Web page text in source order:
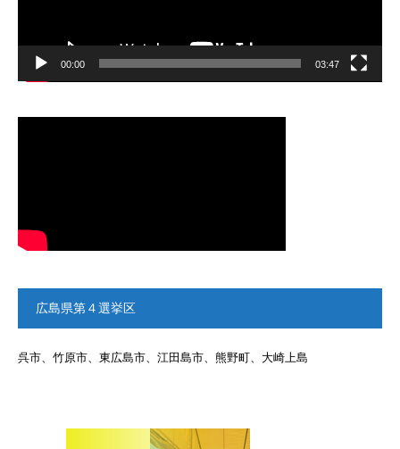
00:00 03:47
広島県第４選挙区
呉市、竹原市、東広島市、江田島市、熊野町、大崎上島